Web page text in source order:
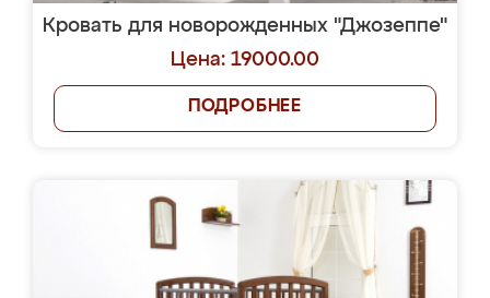
Кровать для новорожденных "Джозеппе"
Цена: 19000.00
ПОДРОБНЕЕ